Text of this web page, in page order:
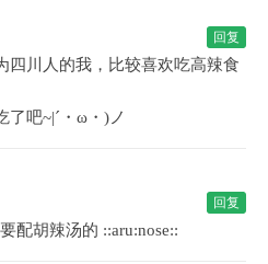
回复
四川人的我，比较喜欢吃高辣食
了吧~|´・ω・)ノ
回复
配胡辣汤的 ::aru:nose::